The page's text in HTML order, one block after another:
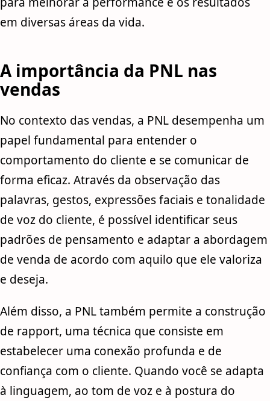
em diversas áreas da vida.
A importância da PNL nas
vendas
No contexto das vendas, a PNL desempenha um
papel fundamental para entender o
comportamento do cliente e se comunicar de
forma eficaz. Através da observação das
palavras, gestos, expressões faciais e tonalidade
de voz do cliente, é possível identificar seus
padrões de pensamento e adaptar a abordagem
de venda de acordo com aquilo que ele valoriza
e deseja.
Além disso, a PNL também permite a construção
de rapport, uma técnica que consiste em
estabelecer uma conexão profunda e de
confiança com o cliente. Quando você se adapta
à linguagem, ao tom de voz e à postura do